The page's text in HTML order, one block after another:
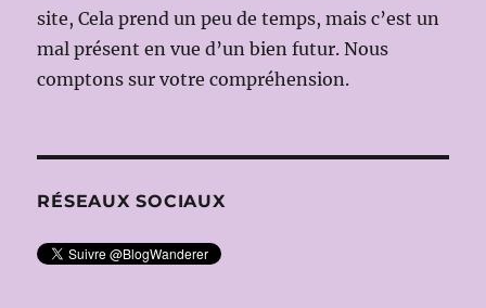
Robert
CARSEN)
site, Cela prend un peu de temps, mais c’est un
mal présent en vue d’un bien futur. Nous
comptons sur votre compréhension.
RÉSEAUX SOCIAUX